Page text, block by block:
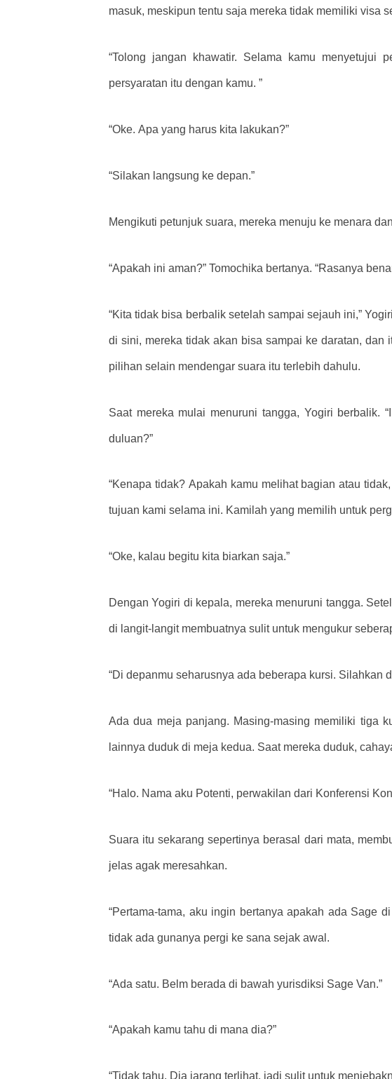
masuk, meskipun tentu saja mereka tidak memiliki visa
“Tolong jangan khawatir. Selama kamu menyetujui
persyaratan itu dengan kamu. ”
“Oke. Apa yang harus kita lakukan?”
“Silakan langsung ke depan.”
Mengikuti petunjuk suara, mereka menuju ke menara
“Apakah ini aman?” Tomochika bertanya. “Rasanya
“Kita tidak bisa berbalik setelah sampai sejauh ini,”
di sini, mereka tidak akan bisa sampai ke daratan, dan
pilihan selain mendengar suara itu terlebih dahulu.
Saat mereka mulai menuruni tangga, Yogiri berbalik.
duluan?”
“Kenapa tidak? Apakah kamu melihat bagian atau
tujuan kami selama ini. Kamilah yang memilih untuk
“Oke, kalau begitu kita biarkan saja.”
Dengan Yogiri di kepala, mereka menuruni tangga.
di langit-langit membuatnya sulit untuk mengukur
“Di depanmu seharusnya ada beberapa kursi. Silahkan
Ada dua meja panjang. Masing-masing memiliki tiga
lainnya duduk di meja kedua. Saat mereka duduk,
“Halo. Nama aku Potenti, perwakilan dari Konferensi
Suara itu sekarang sepertinya berasal dari mata,
jelas agak meresahkan.
“Pertama-tama, aku ingin bertanya apakah ada Sage
tidak ada gunanya pergi ke sana sejak awal.
“Ada satu. Belm berada di bawah yurisdiksi Sage Van.”
“Apakah kamu tahu di mana dia?”
“Tidak tahu. Dia jarang terlihat, jadi sulit untuk